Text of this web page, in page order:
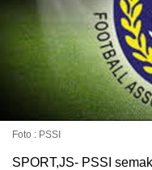
Foto : PSSI
SPORT,JS- PSSI